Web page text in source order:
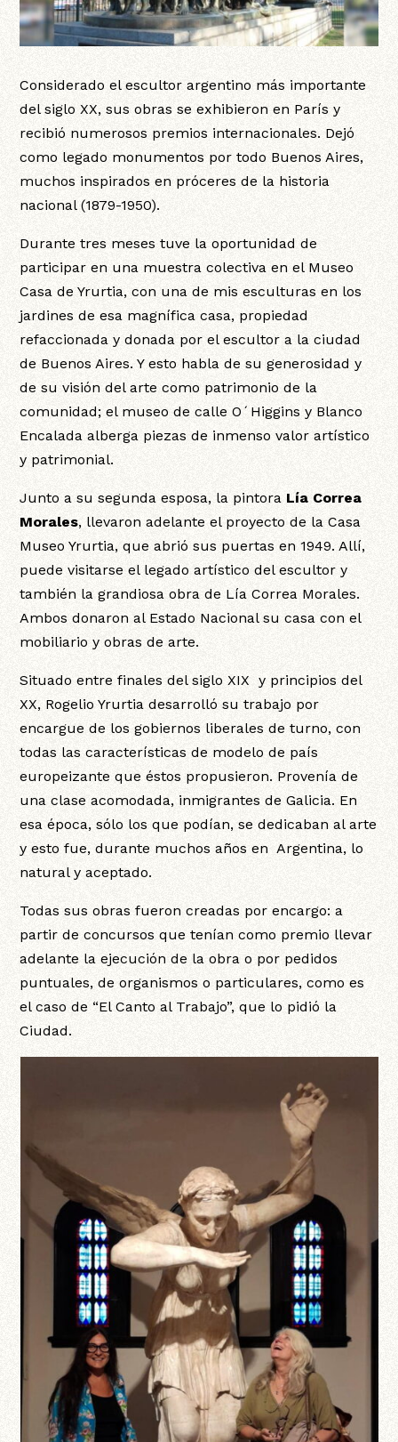
Considerado el escultor argentino más importante
del siglo XX, sus obras se exhibieron en París y
recibió numerosos premios internacionales. Dejó
como legado monumentos por todo Buenos Aires,
muchos inspirados en próceres de la historia
nacional (1879-1950).
Durante tres meses tuve la oportunidad de
participar en una muestra colectiva en el Museo
Casa de Yrurtia, con una de mis esculturas en los
jardines de esa magnífica casa, propiedad
refaccionada y donada por el escultor a la ciudad
de Buenos Aires. Y esto habla de su generosidad y
de su visión del arte como patrimonio de la
comunidad; el museo de calle O´Higgins y Blanco
Encalada alberga piezas de inmenso valor artístico
y patrimonial.
Junto a su segunda esposa, la pintora Lía Correa
Morales, llevaron adelante el proyecto de la Casa
Museo Yrurtia, que abrió sus puertas en 1949. Allí,
puede visitarse el legado artístico del escultor y
también la grandiosa obra de Lía Correa Morales.
Ambos donaron al Estado Nacional su casa con el
mobiliario y obras de arte.
Situado entre finales del siglo XIX y principios del
XX, Rogelio Yrurtia desarrolló su trabajo por
encargue de los gobiernos liberales de turno, con
todas las características de modelo de país
europeizante que éstos propusieron. Provenía de
una clase acomodada, inmigrantes de Galicia. En
esa época, sólo los que podían, se dedicaban al arte
y esto fue, durante muchos años en Argentina, lo
natural y aceptado.
Todas sus obras fueron creadas por encargo: a
partir de concursos que tenían como premio llevar
adelante la ejecución de la obra o por pedidos
puntuales, de organismos o particulares, como es
el caso de “El Canto al Trabajo”, que lo pidió la
Ciudad.